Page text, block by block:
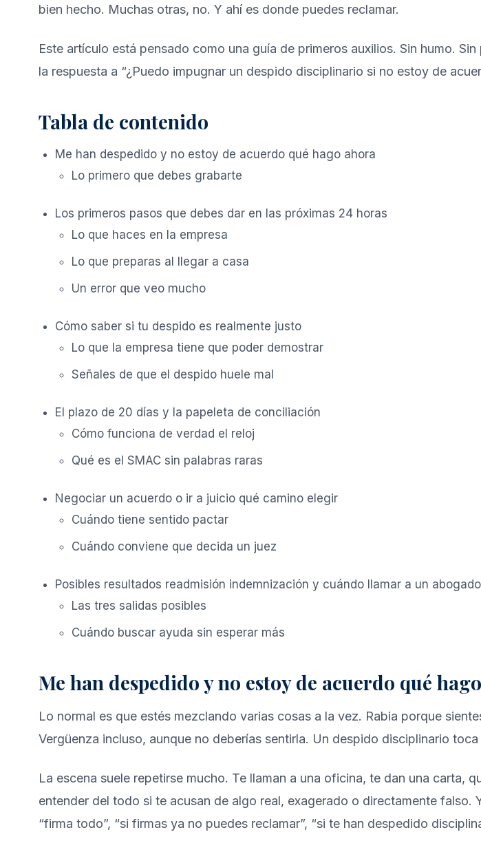
bien hecho. Muchas otras, no. Y ahí es donde puedes reclamar.
Este artículo está pensado como una guía de primeros auxilios. Sin humo.
la respuesta a “¿Puedo impugnar un despido disciplinario si no estoy de
Tabla de contenido
Me han despedido y no estoy de acuerdo qué hago ahora
Lo primero que debes grabarte
Los primeros pasos que debes dar en las próximas 24 horas
Lo que haces en la empresa
Lo que preparas al llegar a casa
Un error que veo mucho
Cómo saber si tu despido es realmente justo
Lo que la empresa tiene que poder demostrar
Señales de que el despido huele mal
El plazo de 20 días y la papeleta de conciliación
Cómo funciona de verdad el reloj
Qué es el SMAC sin palabras raras
Negociar un acuerdo o ir a juicio qué camino elegir
Cuándo tiene sentido pactar
Cuándo conviene que decida un juez
Posibles resultados readmisión indemnización y cuándo llamar a un abogado
Las tres salidas posibles
Cuándo buscar ayuda sin esperar más
Me han despedido y no estoy de acuerdo qué
Lo normal es que estés mezclando varias cosas a la vez. Rabia porque
Vergüenza incluso, aunque no deberías sentirla. Un despido disciplinario
La escena suele repetirse mucho. Te llaman a una oficina, te dan una carta,
entender del todo si te acusan de algo real, exagerado o directamente
“firma todo”, “si firmas ya no puedes reclamar”, “si te han despedido